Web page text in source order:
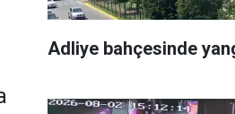
Adliye bahçesinde